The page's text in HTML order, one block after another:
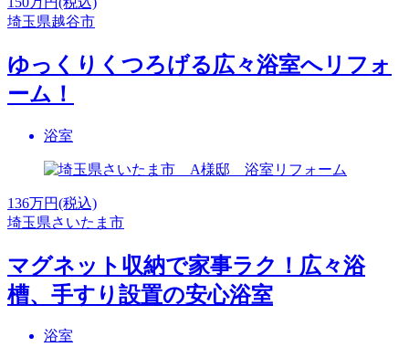
埼玉県越谷市
ゆっくりくつろげる広々浴室へリフォ
ーム！
浴室
136万円(税込)
埼玉県さいたま市
マグネット収納で家事ラク！広々浴
槽、手すり設置の安心浴室
浴室